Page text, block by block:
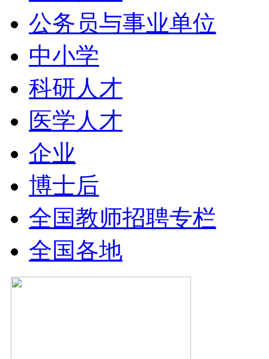
公务员与事业单位
中小学
科研人才
医学人才
企业
博士后
全国教师招聘专栏
全国各地